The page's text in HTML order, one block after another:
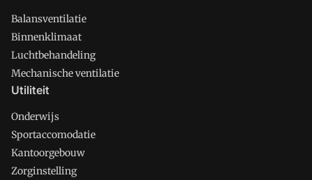
Balansventilatie
Binnenklimaat
Luchtbehandeling
Mechanische ventilatie
Utiliteit
Onderwijs
Sportaccomodatie
Kantoorgebouw
Zorginstelling